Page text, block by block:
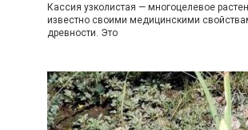
Кассия узколистая — многоцелевое
известно своими медицинскими
древности. Это